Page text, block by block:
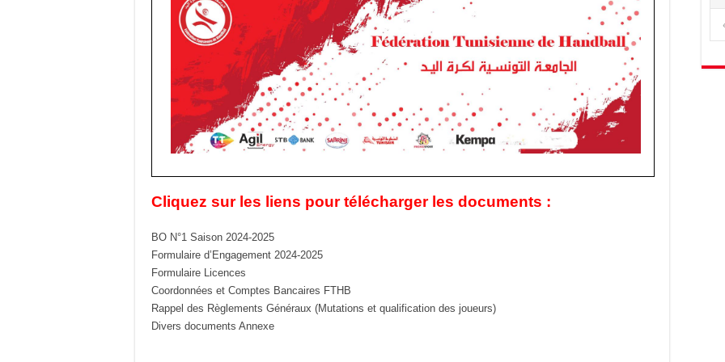
Cliquez sur les liens pour télécharger les documents :
BO N°1 Saison 2024-2025
Formulaire d’Engagement 2024-2025
Formulaire Licences
Coordonnées et Comptes Bancaires FTHB
Rappel des Règlements Généraux (Mutations et qualification des joueurs)
Divers documents Annexe